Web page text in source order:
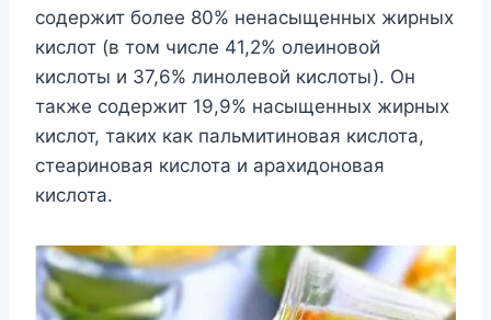
содержит более 80% ненасыщенных жирных
кислот (в том числе 41,2% олеиновой
кислоты и 37,6% линолевой кислоты). Он
также содержит 19,9% насыщенных жирных
кислот, таких как пальмитиновая кислота,
стеариновая кислота и арахидоновая
кислота.